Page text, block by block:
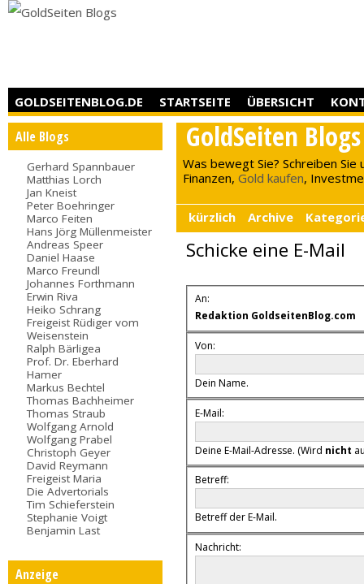
GOLDSEITENBLOG.DE STARTSEITE ÜBERSICHT
Alle Blogs
Gerhard Spannbauer
Matthias Lorch
Jan Kneist
Peter Boehringer
Marco Feiten
Hans Jörg Müllenmeister
Andreas Speer
Daniel Haase
Marco Freundl
Johannes Forthmann
Erwin Riva
Heiko Schrang
Freigeist Rüdiger vom
Weisenstein
Ralph Bärligea
Prof. Dr. Eberhard
Hamer
Markus Bechtel
Thomas Bachheimer
Thomas Straub
Wolfgang Arnold
Wolfgang Prabel
Christoph Geyer
David Reymann
Freigeist Maria
Die Advertorials
Tim Schieferstein
Stephanie Voigt
Benjamin Last
Anzeige
GoldSeiten Blogs
Was bewegt Sie? Schreiben Sie
Finanzen,Gold kaufen,
kürzlich Archive
Schicke eine E-Mail
An:
Redaktion GoldseitenBlog.com
Von:
Dein Name.
E-Mail:
Deine E-Mail-Adresse. (Wird nicht
Betreff:
Betreff der E-Mail.
Nachricht: